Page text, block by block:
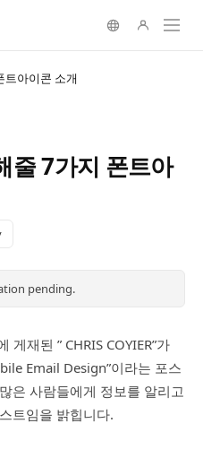
트아이콘 소개
줄 7가지 폰트아
pending.
게재된 ” CHRIS COYIER”가
Email Design”이라는 포스
은 사람들에게 정보를 알리고
트임을 밝힙니다.